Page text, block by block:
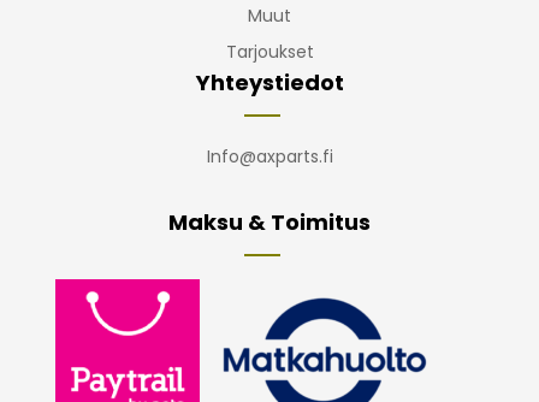
Muut
Tarjoukset
Yhteystiedot
Info@axparts.fi
Maksu & Toimitus